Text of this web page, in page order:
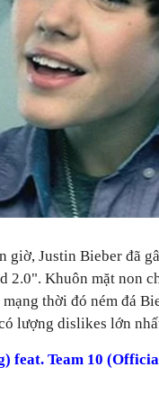
giờ, Justin Bieber đã
2.0". Khuôn mặt non
thời đó ném đá
lượng dislikes lớn
feat. Team 10